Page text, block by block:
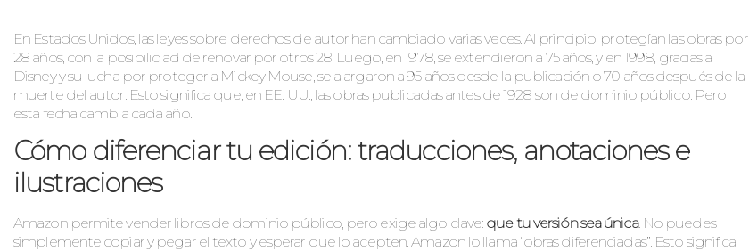
En Estados Unidos, las leyes sobre derechos de autor han cambiado varias veces. Al principio, protegían las obras por
28 años, con la posibilidad de renovar por otros 28. Luego, en 1978, se extendieron a 75 años, y en 1998, gracias a
Disney y su lucha por proteger a Mickey Mouse, se alargaron a 95 años desde la publicación o 70 años después de la
muerte del autor. Esto significa que, en EE. UU., las obras publicadas antes de 1928 son de dominio público. Pero
esta fecha cambia cada año.
Cómo diferenciar tu edición: traducciones, anotaciones e
ilustraciones
Amazon permite vender libros de dominio público, pero exige algo clave: que tu versión sea única. No puedes
simplemente copiar y pegar el texto y esperar que lo acepten. Amazon lo llama “obras diferenciadas”. Esto significa